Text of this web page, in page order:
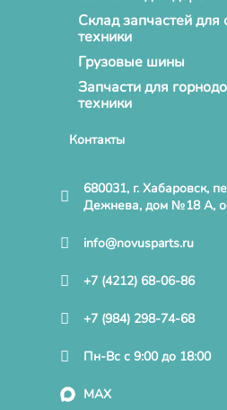
Склад запчастей для
техники
Грузовые шины
Запчасти для
техники
Контакты
680031, г. Хабаровск,
Дежнева, дом №18 А,
info@novusparts.ru
+7 (4212) 68-06-86
+7 (984) 298-74-68
Пн-Вс с 9:00 до 18:00
MAX